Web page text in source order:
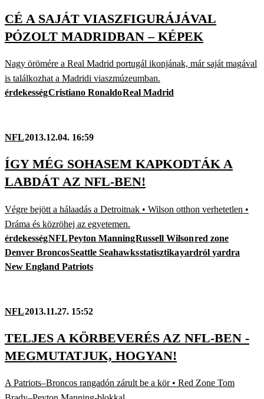
CÉ A SAJÁT VIASZFIGURÁJÁVAL
PÓZOLT MADRIDBAN – KÉPEK
Nagy örömére a Real Madrid portugál ikonjának, már saját magával
is találkozhat a Madridi viaszmúzeumban.
érdekességCristiano RonaldoReal Madrid
NFL2013.12.04. 16:59
ÍGY MÉG SOHASEM KAPKODTÁK A
LABDÁT AZ NFL-BEN!
Végre bejött a hálaadás a Detroitnak • Wilson otthon verhetetlen •
Dráma és közröhej az egyetemen.
érdekességNFLPeyton ManningRussell Wilsonred zone
Denver BroncosSeattle Seahawksstatisztikayardról yardra
New England Patriots
NFL2013.11.27. 15:52
TELJES A KÖRBEVERÉS AZ NFL-BEN -
MEGMUTATJUK, HOGYAN!
A Patriots–Broncos rangadón zárult be a kör • Red Zone Tom